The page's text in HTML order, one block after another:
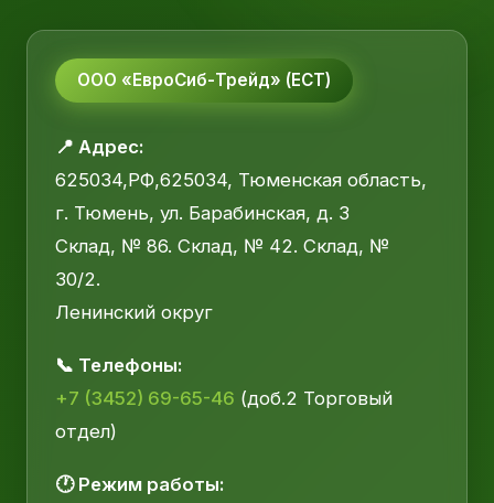
ООО «ЕвроСиб-Трейд» (ЕСТ)
📍 Адрес:
625034,РФ,625034, Тюменская область,
г. Тюмень, ул. Барабинская, д. 3
Склад, № 86. Склад, № 42. Склад, №
30/2.
Ленинский округ
📞 Телефоны:
+7 (3452) 69-65-46 (доб.2 Торговый
отдел)
🕐 Режим работы: